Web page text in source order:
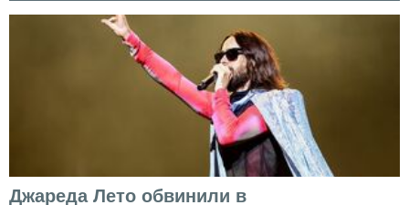
Джареда Лето обвинили в